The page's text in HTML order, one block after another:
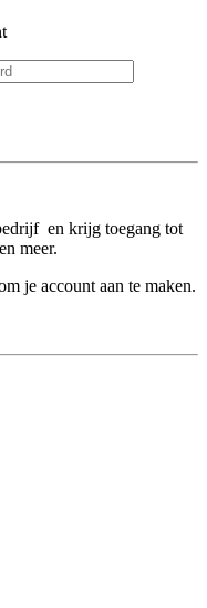
en krijg toegang tot
meer.
je account aan te maken.